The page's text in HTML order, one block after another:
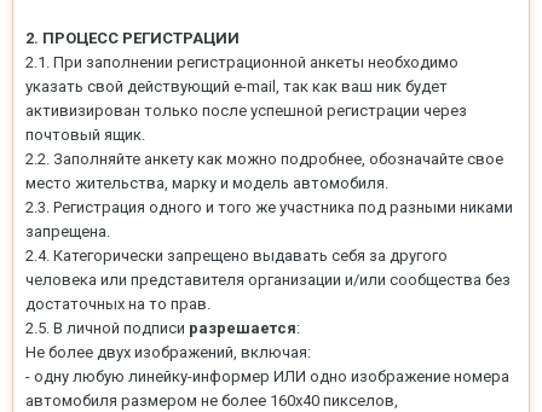
2. ПРОЦЕСС РЕГИСТРАЦИИ
2.1. При заполнении регистрационной анкеты необходимо
указать свой действующий e-mail, так как ваш ник будет
активизирован только после успешной регистрации через
почтовый ящик.
2.2. Заполняйте анкету как можно подробнее, обозначайте свое
место жительства, марку и модель автомобиля.
2.3. Регистрация одного и того же участника под разными никами
запрещена.
2.4. Категорически запрещено выдавать себя за другого
человека или представителя организации и/или сообщества без
достаточных на то прав.
2.5. В личной подписи разрешается:
Не более двух изображений, включая:
- одну любую линейку-информер ИЛИ одно изображение номера
автомобиля размером не более 160х40 пикселов,